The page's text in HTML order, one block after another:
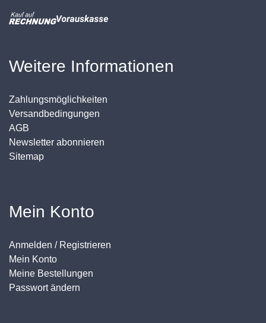
Weitere Informationen
Zahlungsmöglichkeiten
Versandbedingungen
AGB
Newsletter abonnieren
Sitemap
Mein Konto
Anmelden / Registrieren
Mein Konto
Meine Bestellungen
Passwort ändern